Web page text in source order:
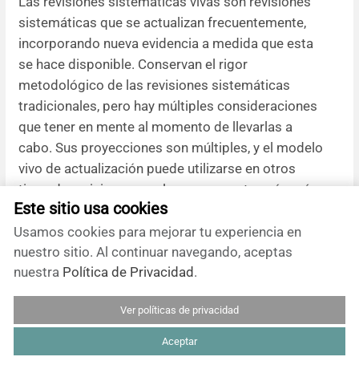
Este sitio usa cookies
Usamos cookies para mejorar tu experiencia en
nuestro sitio. Al continuar navegando, aceptas
nuestra Política de Privacidad.
Ver políticas de privacidad
Aceptar
sistemáticas que se actualizan frecuentemente,
incorporando nueva evidencia a medida que esta
se hace disponible. Conservan el rigor
metodológico de las revisiones sistemáticas
tradicionales, pero hay múltiples consideraciones
que tener en mente al momento de llevarlas a
cabo. Sus proyecciones son múltiples, y el modelo
vivo de actualización puede utilizarse en otros
tipos de revisiones, por lo que aumentan aún más
las oportunidades que nos puedan entregar en el
futuro.
Commons Atribución-NoComercial 3.0 Unported. Esta licencia
permite el uso, distribución y reproducción del artículo en
cualquier medio, siempre y cuando se otorgue el crédito correspondiente al autor